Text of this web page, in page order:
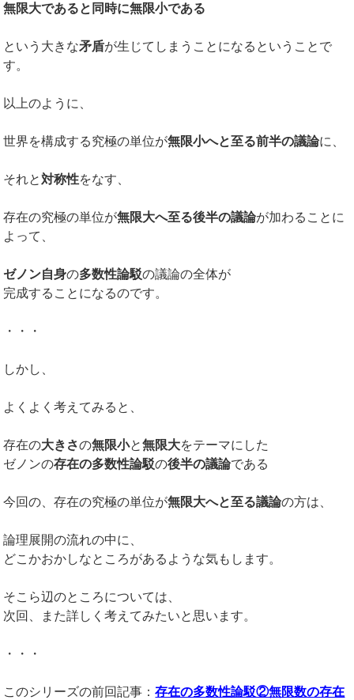
無限大であると同時に無限小である
という大きな矛盾が生じてしまうことになるということで
す。
以上のように、
世界を構成する究極の単位が無限小へと至る前半の議論に、
それと対称性をなす、
存在の究極の単位が無限大へ至る後半の議論が加わることに
よって、
ゼノン自身の多数性論駁の議論の全体が
完成することになるのです。
・・・
しかし、
よくよく考えてみると、
存在の大きさの無限小と無限大をテーマにした
ゼノンの存在の多数性論駁の後半の議論である
今回の、存在の究極の単位が無限大へと至る議論の方は、
論理展開の流れの中に、
どこかおかしなところがあるような気もします。
そこら辺のところについては、
次回、また詳しく考えてみたいと思います。
・・・
このシリーズの前回記事：存在の多数性論駁②無限数の存在